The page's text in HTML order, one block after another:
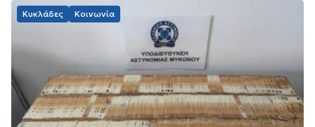
Κυκλάδες Κοινωνία